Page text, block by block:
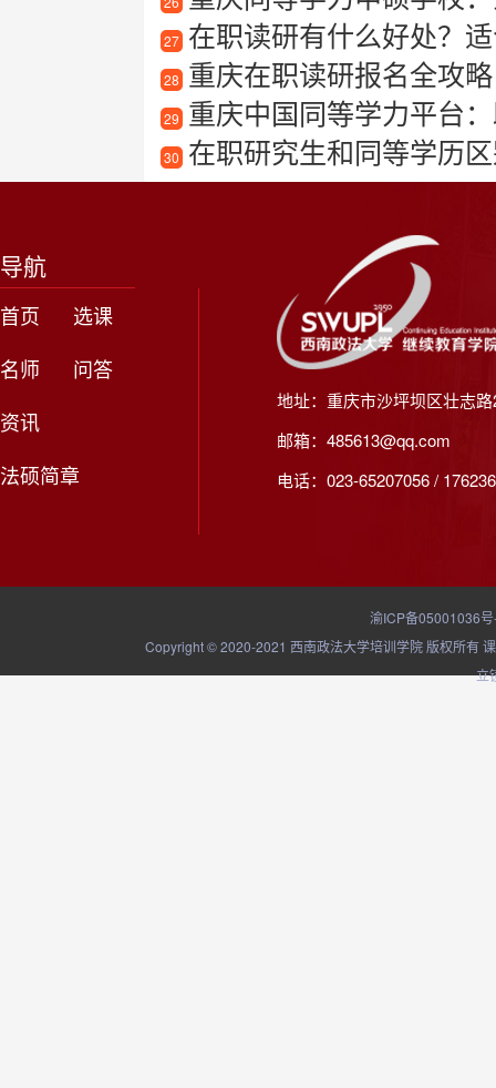
27 在职读研有什么好处？
28 重庆在职读研报名全攻
29 重庆中国同等学力平台
30 在职研究生和同等学历
导航
首页
选课
名师
问答
资讯
法硕简章
地址：重庆市沙坪坝区壮志
邮箱：485613@qq.com
电话：023-65207056 /
渝ICP备05001036
Copyright © 2020-2021 西南政法大学培训学院 版权所有
立